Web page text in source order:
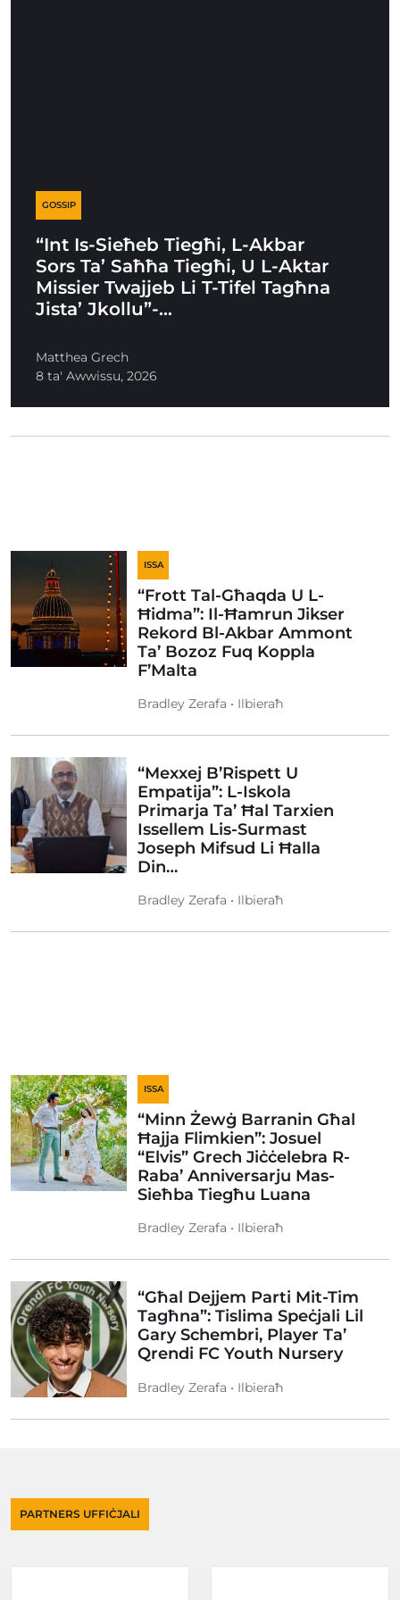
GOSSIP
“Int Is-Sieħeb Tiegħi, L-Akbar
Sors Ta’ Saħħa Tiegħi, U L-Aktar
Missier Twajjeb Li T-Tifel Tagħna
Jista’ Jkollu”-…
Matthea Grech
8 ta' Awwissu, 2026
ISSA
“Frott Tal-Għaqda U L-
Ħidma”: Il-Ħamrun Jikser
Rekord Bl-Akbar Ammont
Ta’ Bozoz Fuq Koppla
F’Malta
Bradley Zerafa • Ilbieraħ
“Mexxej B’Rispett U
Empatija”: L-Iskola
Primarja Ta’ Ħal Tarxien
Issellem Lis-Surmast
Joseph Mifsud Li Ħalla
Din…
Bradley Zerafa • Ilbieraħ
ISSA
“Minn Żewġ Barranin Għal
Ħajja Flimkien”: Josuel
“Elvis” Grech Jiċċelebra R-
Raba’ Anniversarju Mas-
Sieħba Tiegħu Luana
Bradley Zerafa • Ilbieraħ
“Għal Dejjem Parti Mit-Tim
Tagħna”: Tislima Speċjali Lil
Gary Schembri, Player Ta’
Qrendi FC Youth Nursery
Bradley Zerafa • Ilbieraħ
PARTNERS UFFIĊJALI